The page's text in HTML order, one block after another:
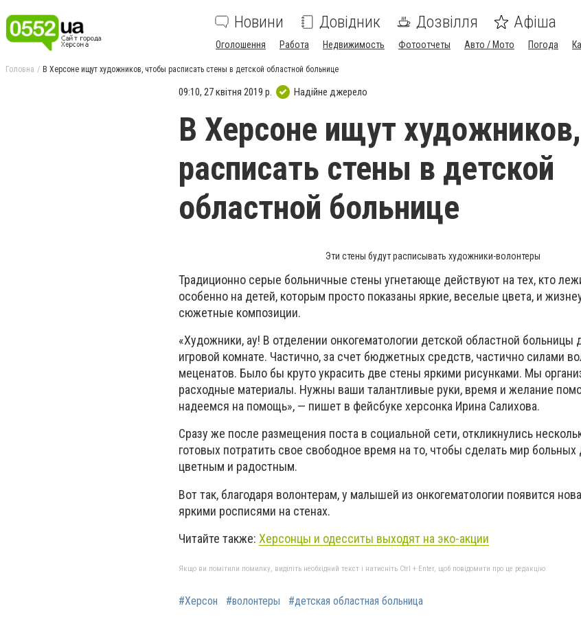
Новини Довідник Дозвілля Афіша
Оголошення Работа Недвижимость Фотоотчеты Авто / Мото Погода
Головна В Херсоне ищут художников, чтобы расписать стены в детской областной больнице
09:10, 27 квітня 2019 р. Надійне джерело
В Херсоне ищут
расписать стены в детской
областной больнице
Эти стены будут расписывать художники-волонтеры
Традиционно серые больничные стены угнетающе действуют на тех, кто
особенно на детей, которым просто показаны яркие, веселые цвета, и
сюжетные композиции.
«Художники, ау! В отделении онкогематологии детской областной больницы
игровой комнате. Частично, за счет бюджетных средств, частично силами
меценатов. Было бы круто украсить две стены яркими рисунками. Мы
расходные материалы. Нужны ваши талантливые руки, время и желание
надеемся на помощь», — пишет в фейсбуке херсонка Ирина Салихова.
Сразу же после размещения поста в социальной сети, откликнулись
готовых потратить свое свободное время на то, чтобы сделать мир больных
цветным и радостным.
Вот так, благодаря волонтерам, у малышей из онкогематологии появится
яркими росписями на стенах.
Читайте также: Херсонцы и одесситы выходят на эко-акции
Якщо ви помітили помилку, виділіть необхідний текст і натисніть Ctrl + Enter, щоб повідомити про це редакцію
#Херсон #волонтеры #детская областная больница